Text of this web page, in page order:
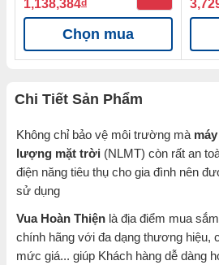
1,138,384
Chọn mua
Chi Tiết Sản Phẩm
Không chỉ bảo vệ môi trường mà
lượng mặt trời (NLMT) còn rất an
điện năng tiêu thụ cho gia đình nên
sử dụng
Vua Hoàn Thiện là địa điểm mua
chính hãng với đa dạng thương hiệu,
mức giá... giúp Khách hàng dễ dàng